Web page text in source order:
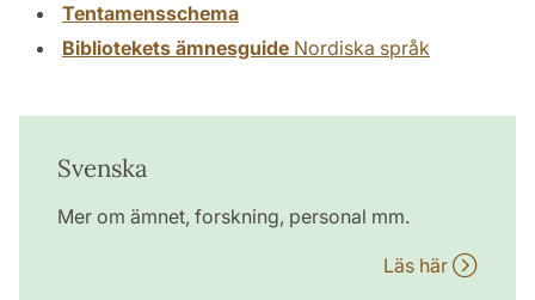
Tentamensschema
Bibliotekets ämnesguide Nordiska språk
Svenska
Mer om ämnet, forskning, personal mm.
Läs här